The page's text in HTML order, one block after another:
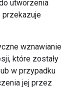
utworzenia
przekazuje
wznawianie
które zostały
w przypadku
jej przez